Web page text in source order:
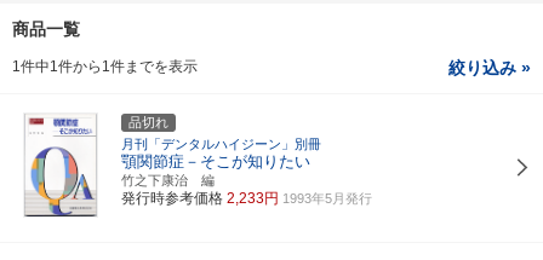
商品一覧
1件中1件から1件までを表示 絞り込み »
品切れ
月刊「デンタルハイジーン」別冊
顎関節症－そこが知りたい
竹之下康治 編
発行時参考価格 2,233円 1993年5月発行